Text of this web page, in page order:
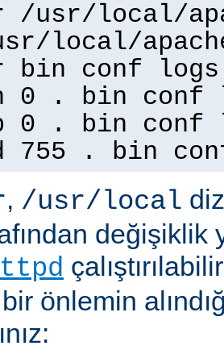
/usr/local/
local/
bin conf logs
0 . bin conf
0 . bin conf
755 . bin
, /usr/local
değişiklik
önlemin